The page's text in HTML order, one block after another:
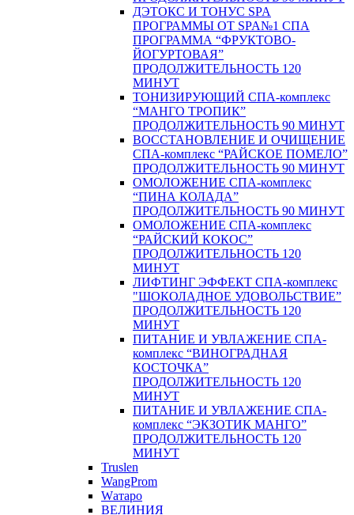
ДЭТОКС И ТОНУС SPA
ПРОГРАММЫ ОТ SPA№1 СПА
ПРОГРАММА “ФРУКТОВО-
ЙОГУРТОВАЯ”
ПРОДОЛЖИТЕЛЬНОСТЬ 120
МИНУТ
ТОНИЗИРУЮЩИЙ СПА-комплекс
“МАНГО ТРОПИК”
ПРОДОЛЖИТЕЛЬНОСТЬ 90 МИНУТ
ВОССТАНОВЛЕНИЕ И ОЧИЩЕНИЕ
СПА-комплекс “РАЙСКОЕ ПОМЕЛО”
ПРОДОЛЖИТЕЛЬНОСТЬ 90 МИНУТ
ОМОЛОЖЕНИЕ СПА-комплекс
“ПИНА КОЛАДА”
ПРОДОЛЖИТЕЛЬНОСТЬ 90 МИНУТ
ОМОЛОЖЕНИЕ СПА-комплекс
“РАЙСКИЙ КОКОС”
ПРОДОЛЖИТЕЛЬНОСТЬ 120
МИНУТ
ЛИФТИНГ ЭФФЕКТ СПА-комплекс
"ШОКОЛАДНОЕ УДОВОЛЬСТВИЕ”
ПРОДОЛЖИТЕЛЬНОСТЬ 120
МИНУТ
ПИТАНИЕ И УВЛАЖЕНИЕ СПА-
комплекс “ВИНОГРАДНАЯ
КОСТОЧКА”
ПРОДОЛЖИТЕЛЬНОСТЬ 120
МИНУТ
ПИТАНИЕ И УВЛАЖЕНИЕ СПА-
комплекс “ЭКЗОТИК МАНГО”
ПРОДОЛЖИТЕЛЬНОСТЬ 120
МИНУТ
Truslen
WangProm
Wатаро
ВЕЛИНИЯ